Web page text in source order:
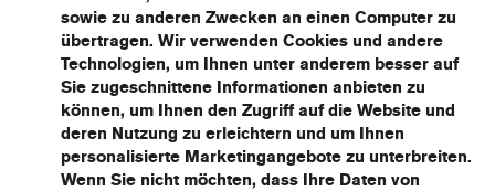
sowie zu anderen Zwecken an einen Computer zu
übertragen. Wir verwenden Cookies und andere
Technologien, um Ihnen unter anderem besser auf
Sie zugeschnittene Informationen anbieten zu
können, um Ihnen den Zugriff auf die Website und
deren Nutzung zu erleichtern und um Ihnen
personalisierte Marketingangebote zu unterbreiten.
Wenn Sie nicht möchten, dass Ihre Daten von